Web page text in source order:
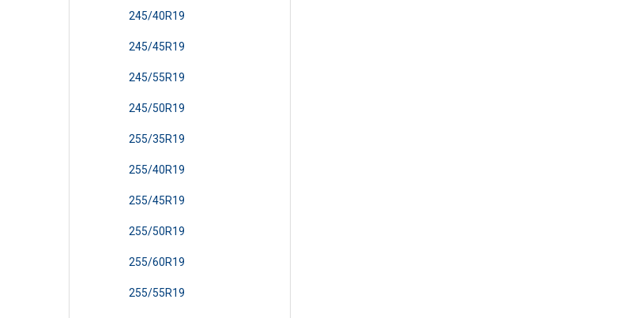
245/40R19
245/45R19
245/55R19
245/50R19
255/35R19
255/40R19
255/45R19
255/50R19
255/60R19
255/55R19